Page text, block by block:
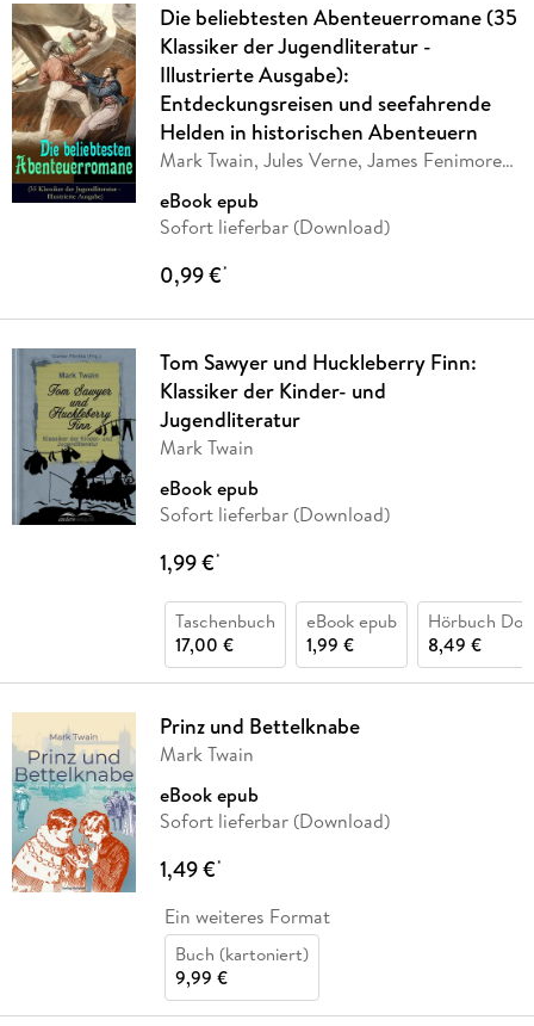
Die beliebtesten Abenteuerromane (35
Klassiker der Jugendliteratur -
Illustrierte Ausgabe):
Entdeckungsreisen und seefahrende
Helden in historischen Abenteuern
Mark Twain, Jules Verne, James Fenimore
eBook epub
Sofort lieferbar (Download)
0,99 €*
Tom Sawyer und Huckleberry Finn:
Klassiker der Kinder- und
Jugendliteratur
Mark Twain
eBook epub
Sofort lieferbar (Download)
1,99 €*
Taschenbuch
17,00 €
eBook epub
1,99 €
Hörbuch
8,49 €
Prinz und Bettelknabe
Mark Twain
eBook epub
Sofort lieferbar (Download)
1,49 €*
Ein weiteres Format
Buch (kartoniert)
9,99 €